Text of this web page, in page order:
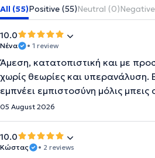
All (55)Positive (55)Neutral (0)
10.0
Νένα • 1 review
Άμεση, κατατοπιστική και με
χωρίς θεωρίες και υπερανάλυση.
εμπνέει εμπιστοσύνη μόλις μπεις
05 August 2026
10.0
Κώστας • 2 reviews